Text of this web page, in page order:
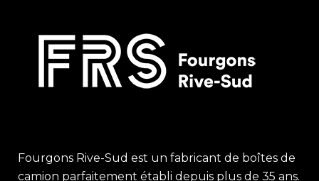
Fourgons Rive-Sud est un fabricant de boîtes de
camion parfaitement établi depuis plus de 35 ans.